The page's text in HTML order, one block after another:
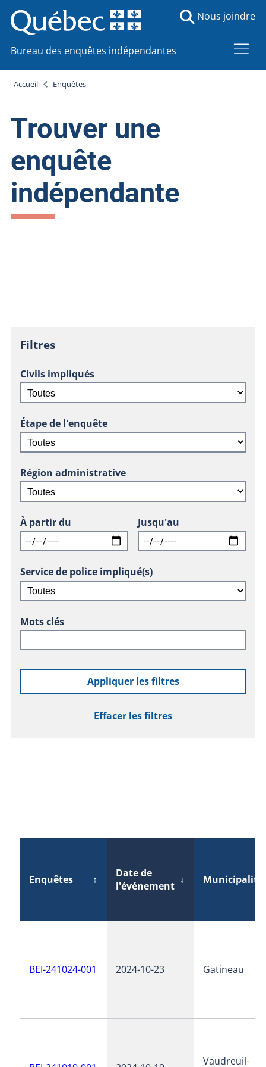
Bureau des enquêtes indépendantes
Nous joindre
Accueil Enquêtes
Trouver une
enquête
indépendante
Filtres
Civils impliqués
Étape de l'enquête
Région administrative
À partir du Jusqu'au
Service de police impliqué(s)
Mots clés
Appliquer les filtres
Effacer les filtres
Enquêtes ↕
Date de
l'événement ↓ Municipalité
BEI-241024-001 2024-10-23 Gatineau
Vaudreuil-